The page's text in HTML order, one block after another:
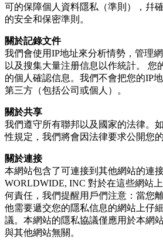
可的保障個人資料隱私（準則），幷
的安全和保密準則。
關於記錄文件
我們會使用IP地址來分析情勢，管理
以及搜集大量注册信息以作統計。 您
的個人確認信息。我們不會把您的IP
第三方（包括公司或個人）。
關於共享
我們遵守所有聯邦以及國家的法律。
性規定，我們將會因法律要求公開您的
關於連接
本網站包含了可連接到其他網站的連
WORLDWIDE, INC 對於在這些網站
何責任，我們提醒用戶們注意：當您
他需要遞交您的隱私信息的網站上仔
議。本網站的隱私協議僅應用於本網
與其他網站無關。